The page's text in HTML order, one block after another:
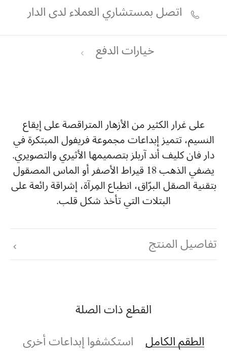
اتصل بمستشاري العملاء لدى الدار
خيارات الدفع
على غرار الكثير من الأزهار المتراقصة على إيقاع
النسيم، تتميز إبداعات مجموعة فريفول المبتكرة في
دار فان كليف أند آربلز بتصميمها الأثيري والتصويري.
يضفي الذهب 18 قيراط الأصفر أو الماس المصقول
بتقنية الصقل البرّاق، انطباع المِرآة، إشراقة رائعة على
البتلات التي تأخذ شكل قلب.
تفاصيل المنتج
القطع ذات الصلة
الطقم الكامل استكشفوا إبداعات أخرى